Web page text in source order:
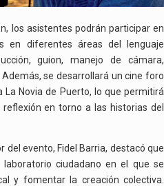
los asistentes podrán participar en
en diferentes áreas del lenguaje
guion, manejo de cámara,
se desarrollará un cine foro
La Novia de Puerto, lo que permitirá
en torno a las historias del
del evento,Fidel Barria, destacó que
ciudadano en el que se
y fomentar la creación colectiva.